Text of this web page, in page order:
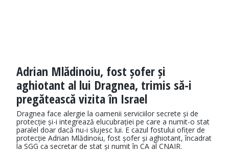
Adrian Mlădinoiu, fost șofer și
aghiotant al lui Dragnea, trimis să-i
pregătească vizita în Israel
Dragnea face alergie la oamenii serviciilor secrete și de
protecție și-i integrează elucubrației pe care a numit-o stat
paralel doar dacă nu-i slujesc lui. E cazul fostului ofițer de
protecție Adrian Mlădinoiu, fost șofer și aghiotant, încadrat
la SGG ca secretar de stat și numit în CA al CNAIR.